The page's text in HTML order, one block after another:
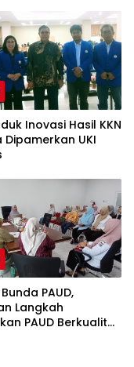
Pihak Introspeksi
Inovasi Hasil KKN
Dipamerkan UKI
PAUD,
Langkah
PAUD Berkualitas